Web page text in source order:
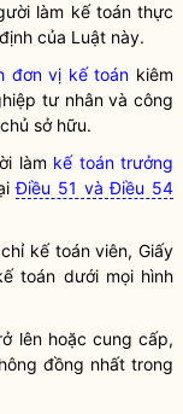
làm kế toánthực
của Luật này.
đơn vị kế toán kiêm
tư nhân và công
sở hữu.
làm kế toán trưởng
Điều 51 và Điều 54
kế toánviên, Giấy
toán dưới mọi hình
lên hoặc cung cấp,
đồng nhất trong